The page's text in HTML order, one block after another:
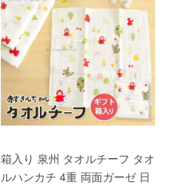
箱入り 泉州 タオルチーフ タオ
ルハンカチ 4重 両面ガーゼ 日